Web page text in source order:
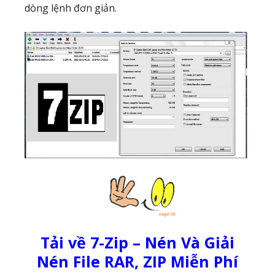
dòng lệnh đơn giản.
Tải về 7-Zip – Nén Và Giải
Nén File RAR, ZIP Miễn Phí